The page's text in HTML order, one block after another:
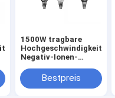
1500W tragbare
Hochgeschwindigkeits-
Negativ-Ionen-
Elektrische
Haartrockner für
Bestpreis